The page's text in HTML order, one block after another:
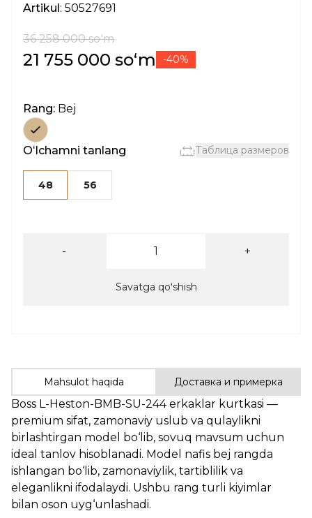
Artikul: 50527691
36 258 000 soʻm
21 755 000 soʻm -40%
Rang: Bej
Oʻlchamni tanlang Таблица размеров
48 56
- +
Savatga qoʻshish
Mahsulot haqida Доставка и примерка
Boss L-Heston-BMB-SU-244 erkaklar kurtkasi —
premium sifat, zamonaviy uslub va qulaylikni
birlashtirgan model bo‘lib, sovuq mavsum uchun
ideal tanlov hisoblanadi. Model nafis bej rangda
ishlangan bo‘lib, zamonaviylik, tartiblilik va
eleganlikni ifodalaydi. Ushbu rang turli kiyimlar
bilan oson uyg‘unlashadi.